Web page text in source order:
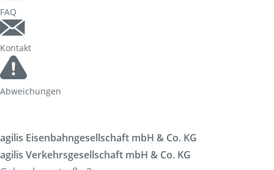
FAQ
Kontakt
Abweichungen
agilis Eisenbahngesellschaft mbH & Co. KG
agilis Verkehrsgesellschaft mbH & Co. KG